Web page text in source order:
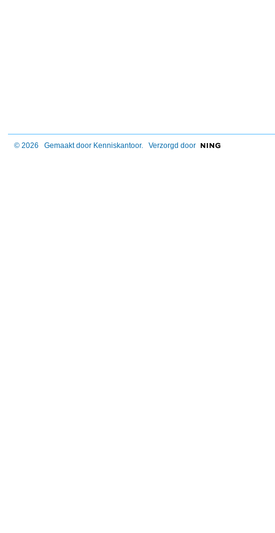
© 2026 Gemaakt door Kenniskantoor. Verzorgd door